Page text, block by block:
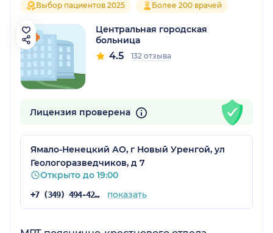
Выбор пациентов 2025 Более 200 врачей
Центральная городская
больница
4.5 132 отзыва
Лицензия проверена
Ямало-Ненецкий АО, г Новый Уренгой, ул
Геологоразведчиков, д 7
Открыто до 19:00
+7 (349) 494-42-62 показать